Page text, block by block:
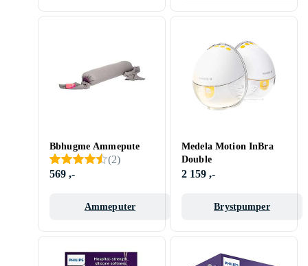
Bbhugme Ammepute
(2)
569 ,-
Ammeputer
Medela Motion InBra
Double
2 159 ,-
Brystpumper